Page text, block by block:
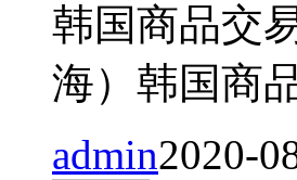
韩国商品交
海）韩国商
admin2020-